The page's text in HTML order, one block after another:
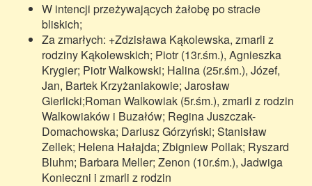
W intencji przeżywających żałobę po stracie
bliskich;
Za zmarłych: +Zdzisława Kąkolewska, zmarli z
rodziny Kąkolewskich; Piotr (13r.śm.), Agnieszka
Krygier; Piotr Walkowski; Halina (25r.śm.), Józef,
Jan, Bartek Krzyżaniakowie; Jarosław
Gierlicki;Roman Walkowiak (5r.śm.), zmarli z rodzin
Walkowiaków i Buzałów; Regina Juszczak-
Domachowska; Dariusz Górzyński; Stanisław
Zellek; Helena Hałajda; Zbigniew Pollak; Ryszard
Bluhm; Barbara Meller; Zenon (10r.śm.), Jadwiga
Konieczni i zmarli z rodzin